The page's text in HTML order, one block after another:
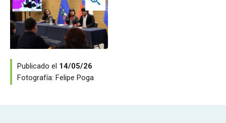
Publicado el 14/05/26
Fotografía: Felipe Poga